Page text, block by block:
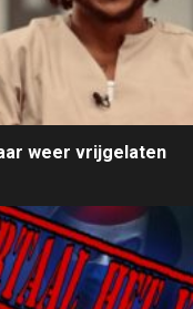
weer vrijgelaten